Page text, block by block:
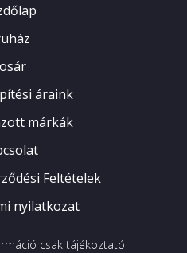
áraink
márkák
Feltételek
nyilatkozat
csak tájékoztató